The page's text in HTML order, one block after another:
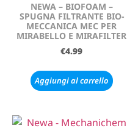
NEWA – BIOFOAM –
SPUGNA FILTRANTE BIO-
MECCANICA MEC PER
MIRABELLO E MIRAFILTER
€4.99
Aggiungi al carrello